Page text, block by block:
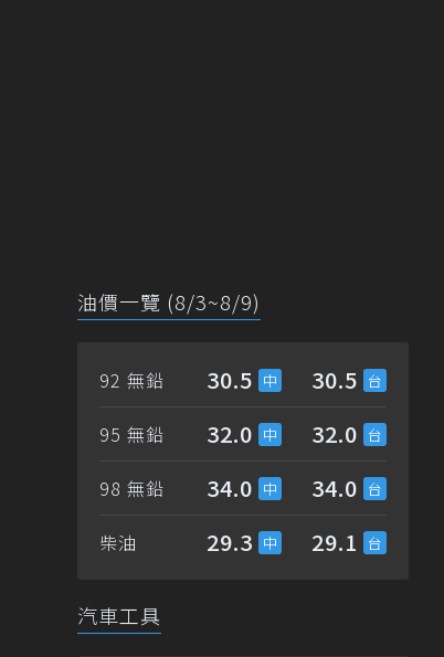
油價一覽 (8/3~8/9)
92 無鉛 30.5 30.5
95 無鉛 32.0 32.0
98 無鉛 34.0 34.0
柴油 29.3 29.1
汽車工具